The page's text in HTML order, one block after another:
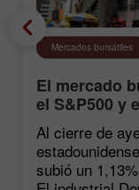
Mercados bursátiles
El mercado
el S&P500 y
fuerza tras
Al cierre de
subió un